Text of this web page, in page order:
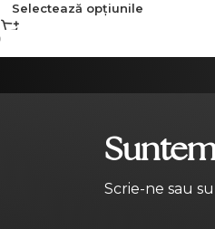
Selectează opțiunile
Scrie-ne sau